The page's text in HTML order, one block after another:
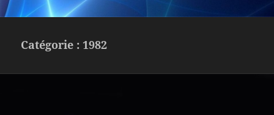
Catégorie : 1982